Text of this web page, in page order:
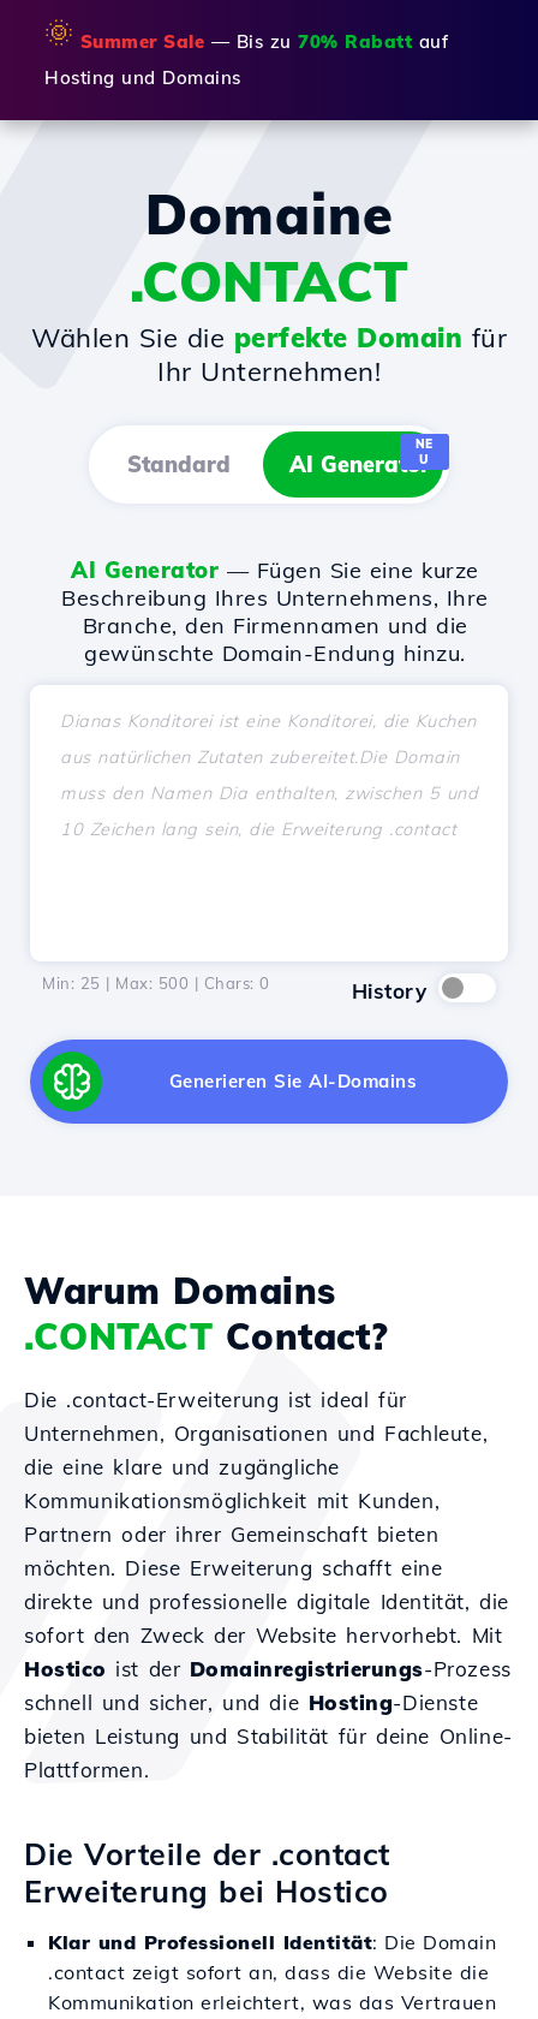
🌞 Summer Sale — Bis zu 70% Rabatt auf
Hosting und Domains
Domaine
.CONTACT
Wählen Sie die perfekte Domain für
Ihr Unternehmen!
Standard AI Generator
NE
U
AI Generator — Fügen Sie eine kurze
Beschreibung Ihres Unternehmens, Ihre
Branche, den Firmennamen und die
gewünschte Domain-Endung hinzu.
Min: 25 | Max: 500 | Chars: 0 History
Generieren Sie AI-Domains
Warum Domains
.CONTACT Contact?
Die .contact-Erweiterung ist ideal für
Unternehmen, Organisationen und Fachleute,
die eine klare und zugängliche
Kommunikationsmöglichkeit mit Kunden,
Partnern oder ihrer Gemeinschaft bieten
möchten. Diese Erweiterung schafft eine
direkte und professionelle digitale Identität, die
sofort den Zweck der Website hervorhebt. Mit
Hostico ist der Domainregistrierungs-Prozess
schnell und sicher, und die Hosting-Dienste
bieten Leistung und Stabilität für deine Online-
Plattformen.
Die Vorteile der .contact
Erweiterung bei Hostico
Klar und Professionell Identität: Die Domain
.contact zeigt sofort an, dass die Website die
Kommunikation erleichtert, was das Vertrauen